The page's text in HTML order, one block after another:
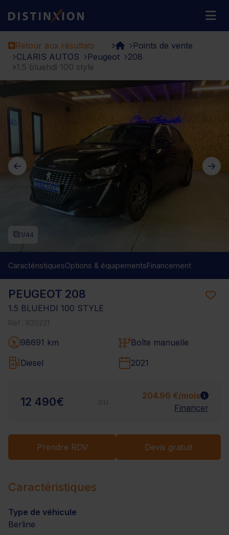
Distinxion
Retour aux résultats
Points de vente
CLARIS AUTOS
Peugeot
208
1.5 bluehdi 100 style
PEUGEOT 208
1.5 BLUEHDI 100 STYLE
98691 km
Boîte manuelle
Diesel
2021
12 490€
204.96 €/mois
Financer
Prendre RDV Devis gratuit
1/44
CaractéristiquesOptions & équipementsFinancement
Caractéristiques
Type de véhicule
Berline